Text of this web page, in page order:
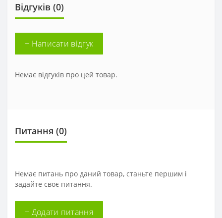
Відгуків (0)
+ Написати відгук
Немає відгуків про цей товар.
Питання (0)
Немає питань про даний товар, станьте першим і
задайте своє питання.
+ Додати питання